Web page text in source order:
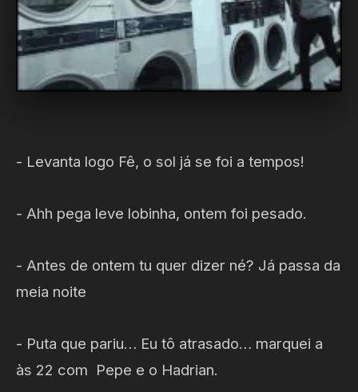
- Levanta logo Fê, o sol já se foi a tempos!
- Ahh pega leve lobinha, ontem foi pesado.
- Antes de ontem tu quer dizer né? Já passa da
meia noite
- Puta que pariu… Eu tô atrasado… marquei a
às 22 com Pepe e o Hadrian.